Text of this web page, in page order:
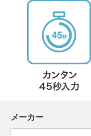
メーカー